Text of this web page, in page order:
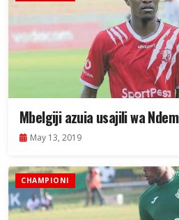
Mbelgiji azuia usajili wa
May 13, 2019
CHAMPIONI